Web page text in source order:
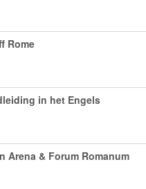
Rome
in het Engels
Arena & Forum Romanum